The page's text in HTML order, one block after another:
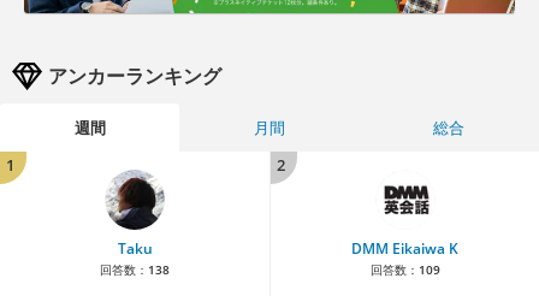
アンカーランキング
週間 月間
総合
1
Taku
回答数： 138
2
DMM Eikaiwa K
回答数： 109